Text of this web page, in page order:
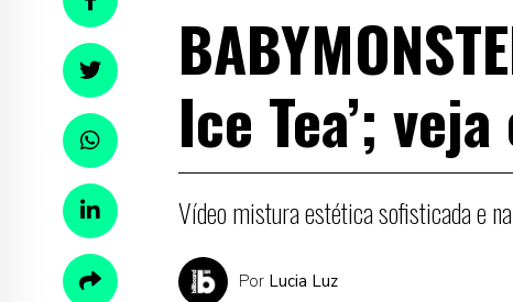
Ice Tea’;
Vídeo mistura estética sofisticada e
Por Lucia Luz